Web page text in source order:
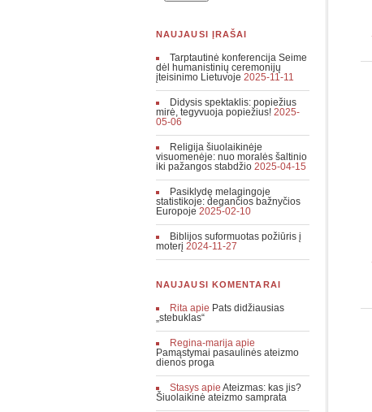
NAUJAUSI ĮRAŠAI
Tarptautinė konferencija Seime
dėl humanistinių ceremonijų
įteisinimo Lietuvoje 2025-11-11
Didysis spektaklis: popiežius
mirė, tegyvuoja popiežius! 2025-
05-06
Religija šiuolaikinėje
visuomenėje: nuo moralės šaltinio
iki pažangos stabdžio 2025-04-15
Pasiklydę melagingoje
statistikoje: degančios bažnyčios
Europoje 2025-02-10
Biblijos suformuotas požiūris į
moterį 2024-11-27
NAUJAUSI KOMENTARAI
Rita apie Pats didžiausias
„stebuklas“
Regina-marija apie
Pamąstymai pasaulinės ateizmo
dienos proga
Stasys apieAteizmas: kas jis?
Šiuolaikinė ateizmo samprata